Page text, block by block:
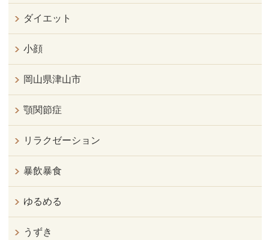
ダイエット
小顔
岡山県津山市
顎関節症
リラクゼーション
暴飲暴食
ゆるめる
うずき